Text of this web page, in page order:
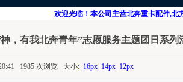
欢迎光临！本公司主营北奔重卡配件,北
，有我北奔青年”志愿服务主题团日系列
1985 次浏览 大小: 16px 14px 12px